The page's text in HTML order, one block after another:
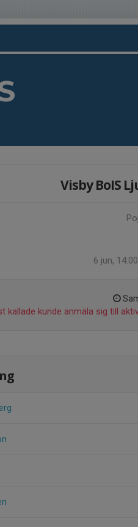
Visby BoIS
6 jun,
kallade kunde anmäla sig till